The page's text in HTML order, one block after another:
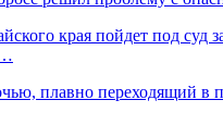
края пойдет под суд
плавно переходящий в